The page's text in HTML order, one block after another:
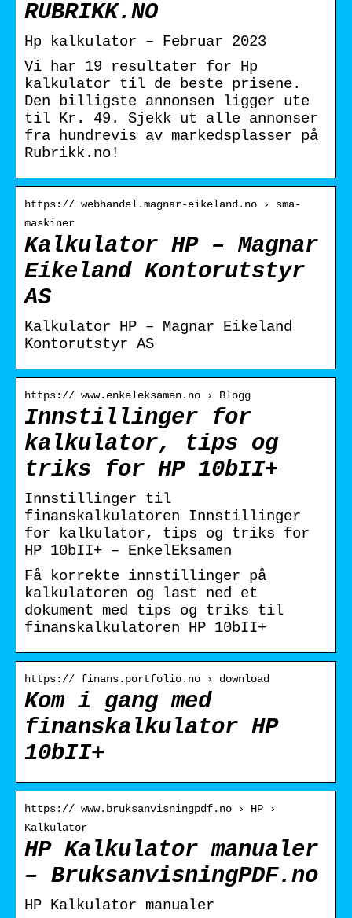
RUBRIKK.NO
Hp kalkulator – Februar 2023
Vi har 19 resultater for Hp
kalkulator til de beste prisene.
Den billigste annonsen ligger ute
til Kr. 49. Sjekk ut alle annonser
fra hundrevis av markedsplasser på
Rubrikk.no!
https:// webhandel.magnar-eikeland.no › sma-
maskiner
Kalkulator HP – Magnar
Eikeland Kontorutstyr
AS
Kalkulator HP – Magnar Eikeland
Kontorutstyr AS
https:// www.enkeleksamen.no › Blogg
Innstillinger for
kalkulator, tips og
triks for HP 10bII+
Innstillinger til
finanskalkulatoren Innstillinger
for kalkulator, tips og triks for
HP 10bII+ – EnkelEksamen
Få korrekte innstillinger på
kalkulatoren og last ned et
dokument med tips og triks til
finanskalkulatoren HP 10bII+
https:// finans.portfolio.no › download
Kom i gang med
finanskalkulator HP
10bII+
https:// www.bruksanvisningpdf.no › HP ›
Kalkulator
HP Kalkulator manualer
– BruksanvisningPDF.no
HP Kalkulator manualer